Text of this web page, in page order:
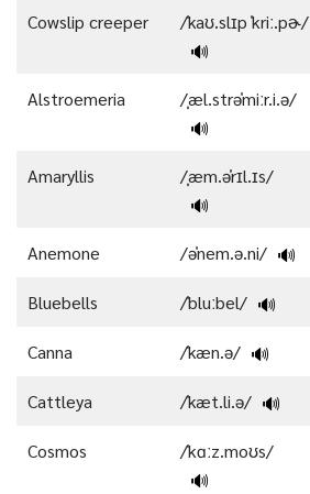
Cowslip creeper
/ˈkaʊ.slɪp ˈkriː.pɚ/
🔊
Alstroemeria
/ˌæl.strəˈmiːr.i.ə/
🔊
Amaryllis
/ˌæm.əˈrɪl.ɪs/
🔊
Anemone /əˈnem.ə.ni/ 🔊
Bluebells /ˈbluːbel/ 🔊
Canna /ˈkæn.ə/ 🔊
Cattleya /ˈkæt.li.ə/ 🔊
Cosmos
/ˈkɑːz.moʊs/
🔊